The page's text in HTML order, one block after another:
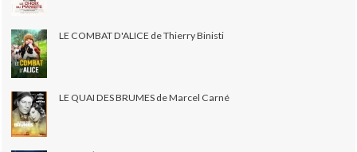
LE COMBAT D'ALICE de Thierry Binisti
LE QUAI DES BRUMES de Marcel Carné